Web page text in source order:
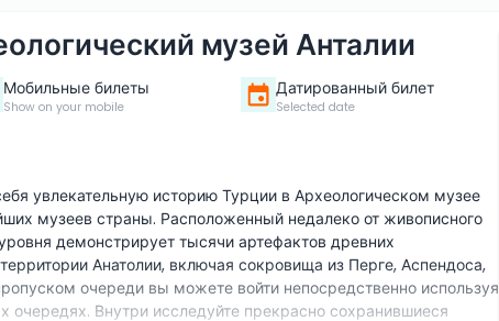
музей Анталии
Мобильные билеты
Show on your mobile
Датированный билет
Selected date
увлекательную историю Турции в Археологическом музее
музеев страны. Расположенный недалеко от живописного
демонстрирует тысячи артефактов древних
Анатолии, включая сокровища из Перге, Аспендоса,
очереди вы можете войти непосредственно используя
Внутри исследуйте прекрасно сохранившиеся